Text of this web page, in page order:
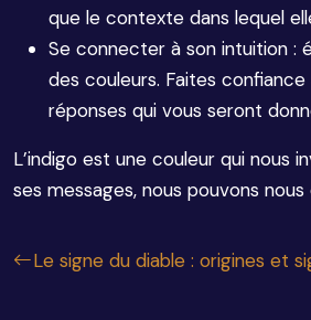
que le contexte dans lequel
Se connecter à son intuition :
des couleurs. Faites
réponses qui vous seront
L’indigo est une couleur qui
ses messages, nous pouvons
Le signe du diable : origines et